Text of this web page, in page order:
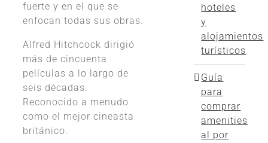
fuerte y en el que se
enfocan todas sus obras.
Alfred Hitchcock dirigió
más de cincuenta
películas a lo largo de
seis décadas.
Reconocido a menudo
como el mejor cineasta
británico.
hoteles
y
alojamientos
turísticos
Guía
para
comprar
amenities
al por